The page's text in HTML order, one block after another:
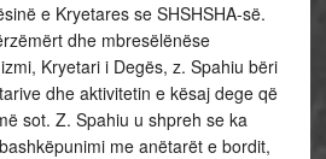
e Kryetares se SHSHSHA-së.
dhe mbresëlënëse
Kryetari i Degës, z. Spahiu bëri
dhe aktivitetin e kësaj dege që
sot. Z. Spahiu u shpreh se ka
me anëtarët e bordit,